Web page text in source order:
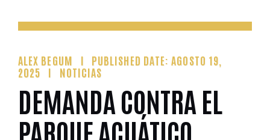
ALEX BEGUM
PUBLISHED DATE: AGOSTO 19,
2025
NOTICIAS
DEMANDA CONTRA EL
PARQUE ACUÁTICO